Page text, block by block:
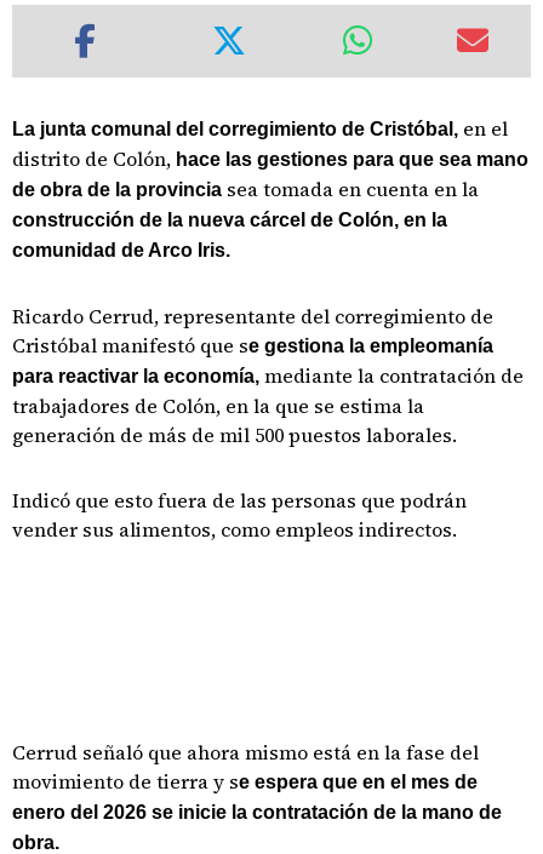
La junta comunal del corregimiento de Cristóbal, en el
distrito de Colón, hace las gestiones para que sea mano
de obra de la provincia sea tomada en cuenta en la
construcción de la nueva cárcel de Colón, en la
comunidad de Arco Iris.
Ricardo Cerrud, representante del corregimiento de
Cristóbal manifestó que se gestiona la empleomanía
para reactivar la economía, mediante la contratación de
trabajadores de Colón, en la que se estima la
generación de más de mil 500 puestos laborales.
Indicó que esto fuera de las personas que podrán
vender sus alimentos, como empleos indirectos.
Cerrud señaló que ahora mismo está en la fase del
movimiento de tierra y se espera que en el mes de
enero del 2026 se inicie la contratación de la mano de
obra.